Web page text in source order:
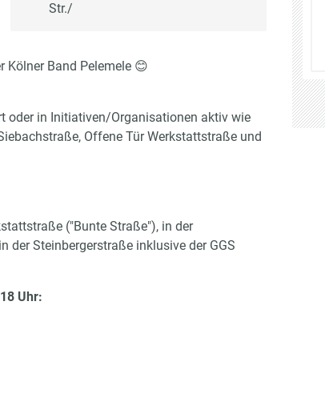
Str./
Band Pelemele 😊
oder in Initiativen/Organisationen aktiv wie
Offene Tür Werkstattstraße und
("Bunte Straße"), in der
Steinbergerstraße inklusive der GGS
Uhr: